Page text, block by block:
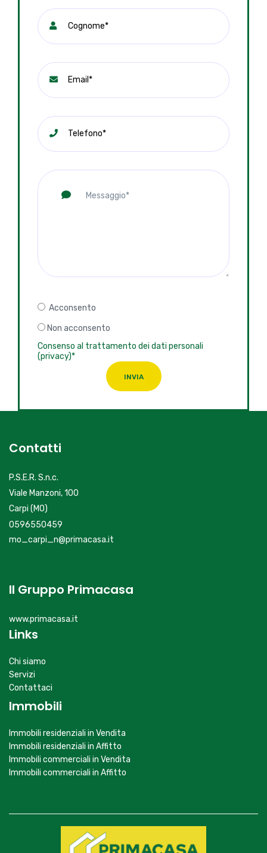
Acconsento
Non acconsento
Consenso al trattamento dei dati personali
(privacy)*
INVIA
Contatti
P.S.E.R. S.n.c.
Viale Manzoni, 100
Carpi (MO)
0596550459
mo_carpi_n@primacasa.it
Il Gruppo Primacasa
www.primacasa.it
Links
Chi siamo
Servizi
Contattaci
Immobili
Immobili residenziali in Vendita
Immobili residenziali in Affitto
Immobili commerciali in Vendita
Immobili commerciali in Affitto